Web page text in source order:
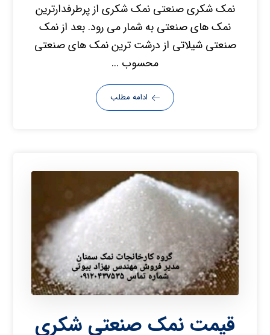
نمک شکری صنعتی نمک شکری از پرطرفدارترین
نمک های صنعتی به شمار می رود. بعد از نمک
صنعتی شیلاتی از درشت ترین نمک های صنعتی
محسوب ...
ادامه مطلب
قیمت نمک صنعتی شکری